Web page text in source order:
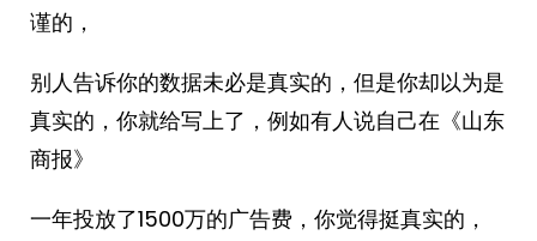
谨的，
别人告诉你的数据未必是真实的，但是你却以为是
真实的，你就给写上了，例如有人说自己在《山东
商报》
一年投放了1500万的广告费，你觉得挺真实的，